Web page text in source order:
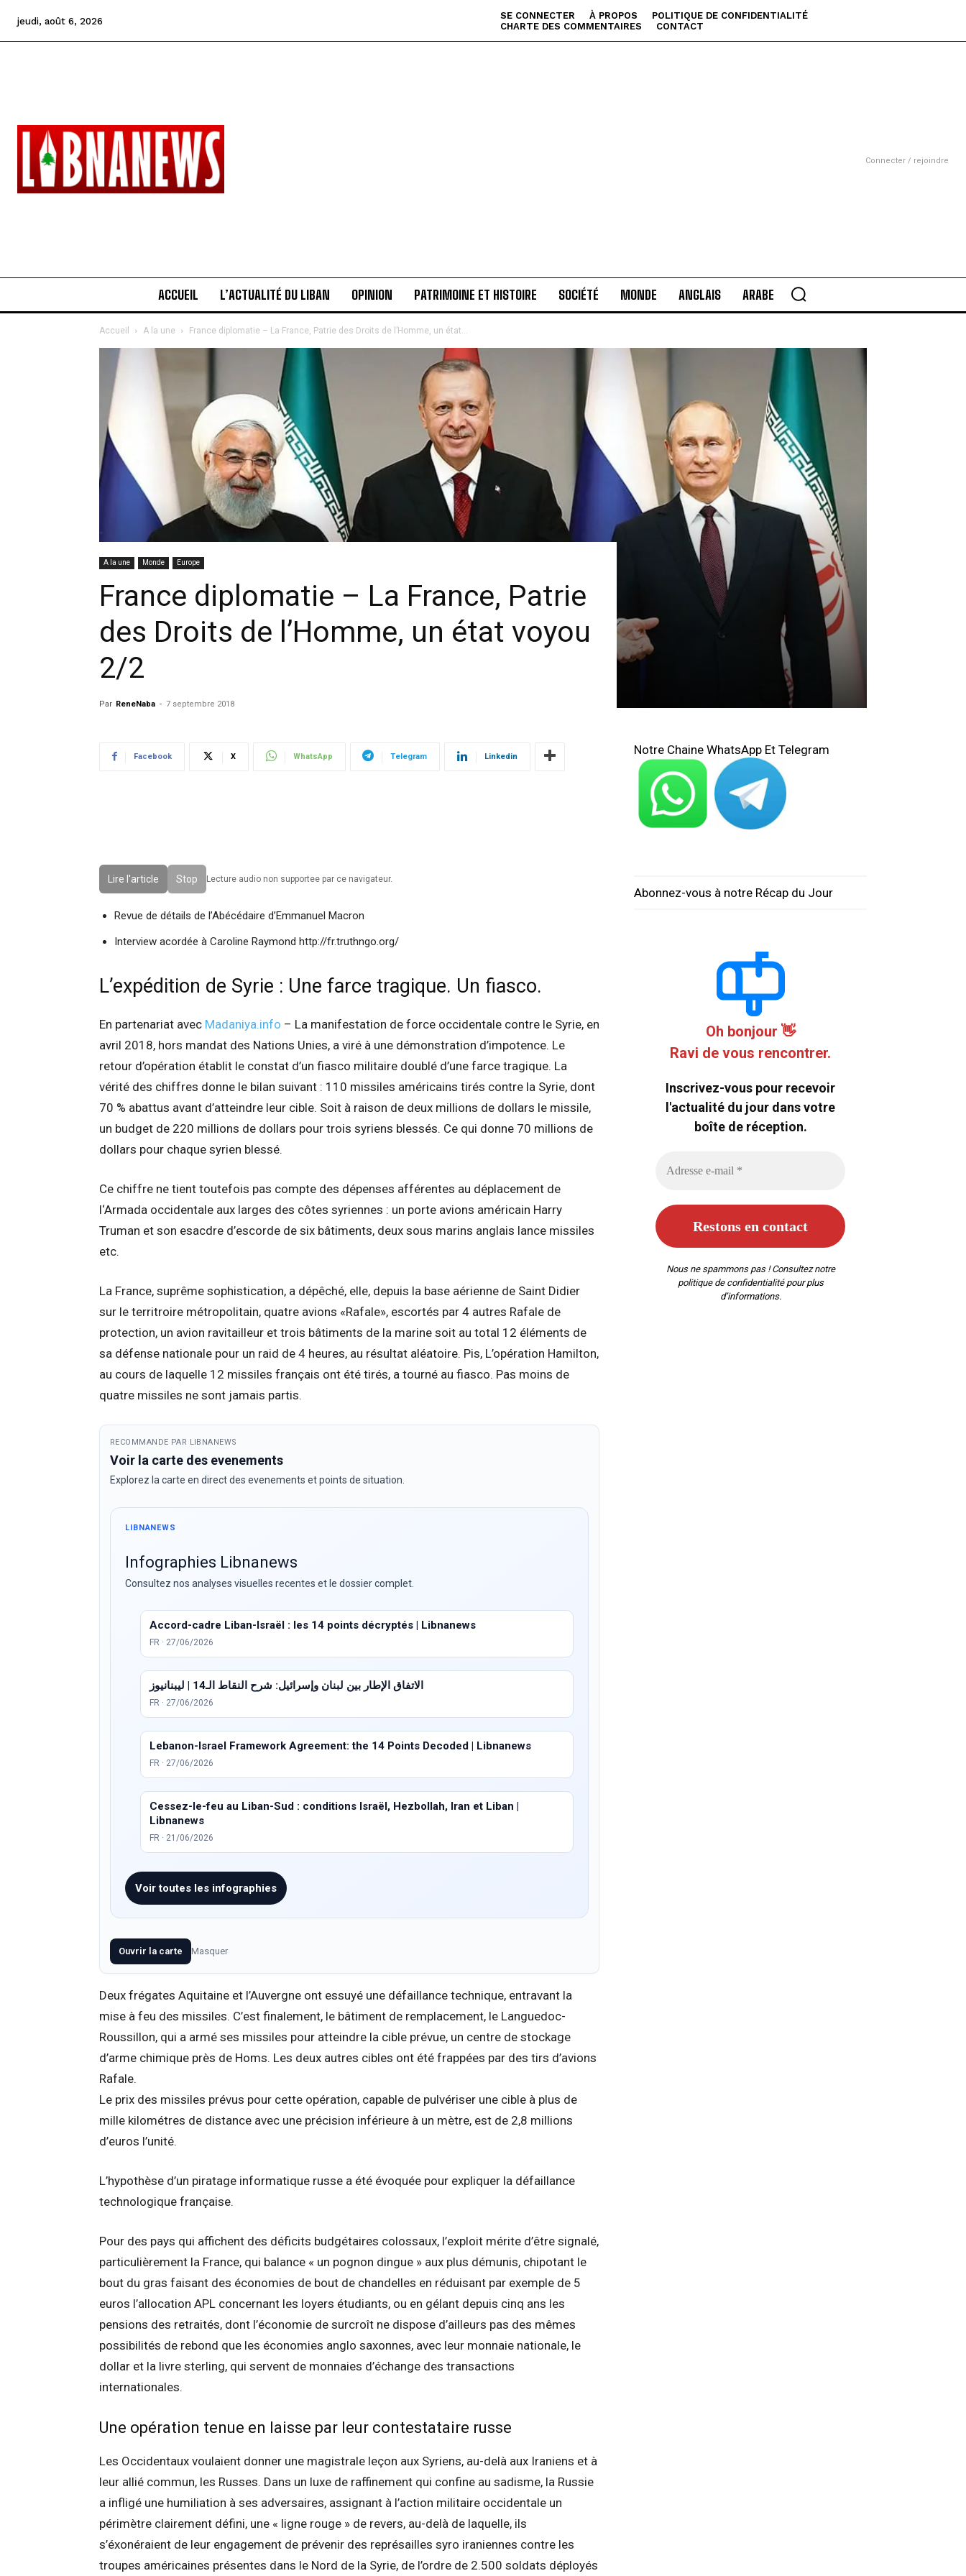
jeudi, août 6, 2026 SE CONNECTER À PROPOS
POLITIQUE DE CONFIDENTIALITÉ
CHARTE DES COMMENTAIRES
CONTACT
Connecter / rejoindre
ACCUEIL L’ACTUALITÉ DU LIBAN OPINION PATRIMOINE ET HISTOIRE SOCIÉTÉ MONDE ANGLAIS ARABE
Accueil A la une France diplomatie – La France, Patrie des Droits de l’Homme, un état...
A la une Monde Europe
France diplomatie – La France, Patrie
des Droits de l’Homme, un état voyou
2/2
Par ReneNaba - 7 septembre 2018
Facebook X WhatsApp Telegram Linkedin
Lire l'article Stop Lecture audio non supportee par ce navigateur.
Revue de détails de l’Abécédaire d’Emmanuel Macron
Interview acordée à Caroline Raymond http://fr.truthngo.org/
L’expédition de Syrie : Une farce tragique. Un fiasco.
En partenariat avec Madaniya.info – La manifestation de force occidentale contre le Syrie, en
avril 2018, hors mandat des Nations Unies, a viré à une démonstration d’impotence. Le
retour d’opération établit le constat d’un fiasco militaire doublé d’une farce tragique. La
vérité des chiffres donne le bilan suivant : 110 missiles américains tirés contre la Syrie, dont
70 % abattus avant d’atteindre leur cible. Soit à raison de deux millions de dollars le missile,
un budget de 220 millions de dollars pour trois syriens blessés. Ce qui donne 70 millions de
dollars pour chaque syrien blessé.
Ce chiffre ne tient toutefois pas compte des dépenses afférentes au déplacement de
l‘Armada occidentale aux larges des côtes syriennes : un porte avions américain Harry
Truman et son esacdre d’escorde de six bâtiments, deux sous marins anglais lance missiles
etc.
La France, suprême sophistication, a dépêché, elle, depuis la base aérienne de Saint Didier
sur le territroire métropolitain, quatre avions «Rafale», escortés par 4 autres Rafale de
protection, un avion ravitailleur et trois bâtiments de la marine soit au total 12 éléments de
sa défense nationale pour un raid de 4 heures, au résultat aléatoire. Pis, L’opération Hamilton,
au cours de laquelle 12 missiles français ont été tirés, a tourné au fiasco. Pas moins de
quatre missiles ne sont jamais partis.
RECOMMANDE PAR LIBNANEWS
Voir la carte des evenements
Explorez la carte en direct des evenements et points de situation.
LIBNANEWS
Infographies Libnanews
Consultez nos analyses visuelles recentes et le dossier complet.
Accord-cadre Liban-Israël : les 14 points décryptés | Libnanews
FR · 27/06/2026
الاتفاق الإطار بين لبنان وإسرائيل: شرح النقاط الـ14 | ليبنانيوز
FR · 27/06/2026
Lebanon-Israel Framework Agreement: the 14 Points Decoded | Libnanews
FR · 27/06/2026
Cessez-le-feu au Liban-Sud : conditions Israël, Hezbollah, Iran et Liban |
Libnanews
FR · 21/06/2026
Voir toutes les infographies
Ouvrir la carte Masquer
Deux frégates Aquitaine et l’Auvergne ont essuyé une défaillance technique, entravant la
mise à feu des missiles. C’est finalement, le bâtiment de remplacement, le Languedoc-
Roussillon, qui a armé ses missiles pour atteindre la cible prévue, un centre de stockage
d’arme chimique près de Homs. Les deux autres cibles ont été frappées par des tirs d’avions
Rafale.
Le prix des missiles prévus pour cette opération, capable de pulvériser une cible à plus de
mille kilométres de distance avec une précision inférieure à un mètre, est de 2,8 millions
d’euros l’unité.
L’hypothèse d’un piratage informatique russe a été évoquée pour expliquer la défaillance
technologique française.
Pour des pays qui affichent des déficits budgétaires colossaux, l’exploit mérite d’être signalé,
particulièrement la France, qui balance « un pognon dingue » aux plus démunis, chipotant le
bout du gras faisant des économies de bout de chandelles en réduisant par exemple de 5
euros l’allocation APL concernant les loyers étudiants, ou en gélant depuis cinq ans les
pensions des retraités, dont l’économie de surcroît ne dispose d’ailleurs pas des mêmes
possibilités de rebond que les économies anglo saxonnes, avec leur monnaie nationale, le
dollar et la livre sterling, qui servent de monnaies d’échange des transactions
internationales.
Une opération tenue en laisse par leur contestataire russe
Les Occidentaux voulaient donner une magistrale leçon aux Syriens, au-delà aux Iraniens et à
leur allié commun, les Russes. Dans un luxe de raffinement qui confine au sadisme, la Russie
a infligé une humiliation à ses adversaires, assignant à l’action militaire occidentale un
périmètre clairement défini, une « ligne rouge » de revers, au-delà de laquelle, ils
s’éxonéraient de leur engagement de prévenir des représailles syro iraniennes contre les
troupes américaines présentes dans le Nord de la Syrie, de l’ordre de 2.500 soldats déployés
Notre Chaine WhatsApp Et Telegram
Abonnez-vous à notre Récap du Jour
Oh bonjour 👋
Ravi de vous rencontrer.
Inscrivez-vous pour recevoir
l'actualité du jour dans votre
boîte de réception.
Nous ne spammons pas ! Consultez notre
politique de confidentialitépour plus
d’informations.